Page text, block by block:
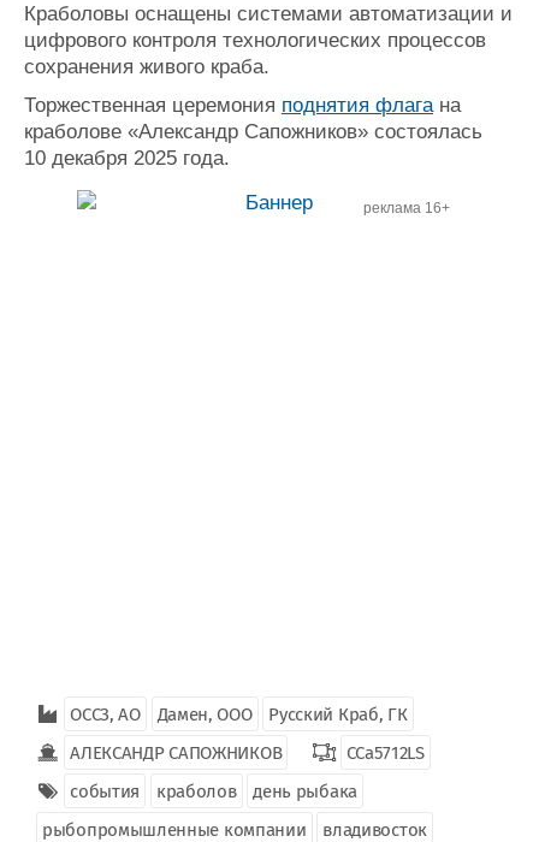
Краболовы оснащены системами автоматизации и
цифрового контроля технологических процессов
сохранения живого краба.
Торжественная церемония поднятия флага на
краболове «Александр Сапожников» состоялась
10 декабря 2025 года.
реклама 16+
ОССЗ, АО Дамен, ООО
Русский Краб, ГК
АЛЕКСАНДР САПОЖНИКОВ
CCa5712LS
события
краболов
день рыбака
рыбопромышленные компании
владивосток